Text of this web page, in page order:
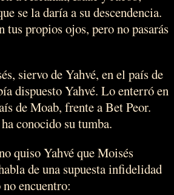
se la daría a su descendencia.
tus propios ojos, pero no pasarás
siervo de Yahvé, en el país de
dispuesto Yahvé. Lo enterró en
de Moab, frente a Bet Peor.
conocido su tumba.
quiso Yahvé que Moisés
de una supuesta infidelidad
encuentro: